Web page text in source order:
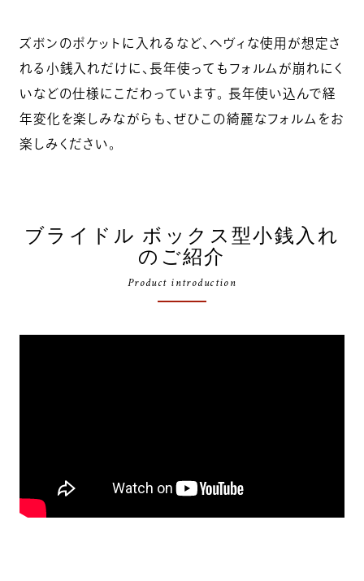
ズボンのポケットに入れるなど、ヘヴィな使用が想定さ
れる小銭入れだけに、長年使ってもフォルムが崩れにく
いなどの仕様にこだわっています。 長年使い込んで経
年変化を楽しみながらも、ぜひこの綺麗なフォルムをお
楽しみください。
ブライドル ボックス型小銭入れ
のご紹介
Product introduction